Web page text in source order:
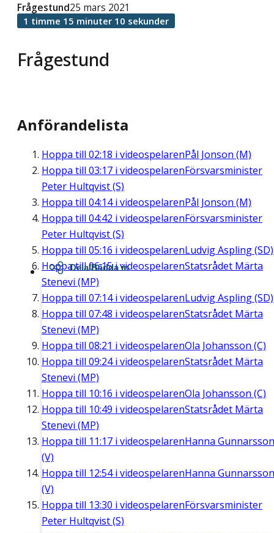
Frågestund
Frågestund25 mars 2021
1 timme 15 minuter 10 sekunder
Anförandelista
Hoppa till 02:18 i videospelarenPål Jonson (M)
Hoppa till 03:17 i videospelarenFörsvarsminister
Peter Hultqvist (S)
Hoppa till 04:14i videospelarenPål Jonson (M)
Hoppa till 04:42 i videospelarenFörsvarsminister
Peter Hultqvist (S)
Hoppa till 05:16 i videospelarenLudvig Aspling (SD)
Hoppa till06:15i videospelarenStatsrådet Märta
Stenevi (MP)
Hoppa till 07:14i videospelarenLudvig Aspling (SD)
Hoppa till 07:48 i videospelarenStatsrådet Märta
Stenevi (MP)
Hoppa till 08:21 i videospelarenOla Johansson (C)
Hoppa till 09:24i videospelarenStatsrådet Märta
Stenevi (MP)
Hoppa till 10:16 i videospelarenOla Johansson (C)
Hoppa till 10:49 i videospelarenStatsrådet Märta
Stenevi (MP)
Hoppa till 11:17 i videospelarenHanna Gunnarsson
(V)
Hoppa till 12:54i videospelarenHanna Gunnarsson
(V)
Hoppa till 13:30 i videospelarenFörsvarsminister
Peter Hultqvist (S)
Dela/Bädda in